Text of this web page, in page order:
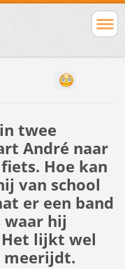
twee
André naar
Hoe kan
van school
er een band
waar hij
Het lijkt wel
meerijdt.